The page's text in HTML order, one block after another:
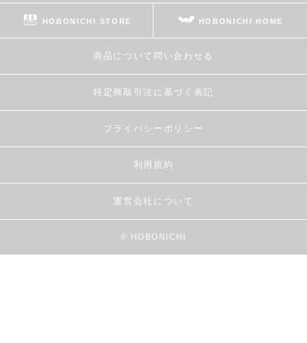
HOBONICHI STORE HOBONICHI HOME
商品について問い合わせる
特定商取引法に基づく表記
プライバシーポリシー
利用規約
運営会社について
© HOBONICHI